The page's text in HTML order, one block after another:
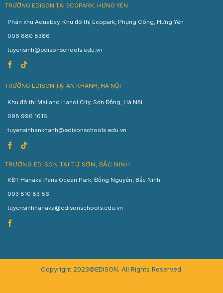
TRƯỜNG EDISON TẠI ECOPARK, HƯNG YÊN
Phân khu Aquabay, Khu đô thị Ecopark, Phụng Công, Hưng Yên
096 880 8386
tuyensinh@edisonschools.edu.vn
TRƯỜNG EDISON TẠI AN KHÁNH, HÀ NỘI
Khu đô thị Mailand Hanoi City, Sơn Đồng, Hà Nội
098 996 1616
tuyensinhankhanh@edisonschools.edu.vn
TRƯỜNG EDISON TẠI TỪ SƠN, BẮC NINH
KĐT Hanaka Paris Ocean Park, Đồng Nguyên, Bắc Ninh
093 810 83 86
tuyensinhhanaka@edisonschools.edu.vn
Copyright 2023©EDISON. All Rights Reserved.